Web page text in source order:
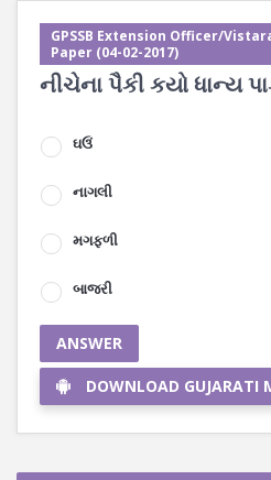
GPSSB Extension Officer/
Paper (04-02-2017)
નીચેના પૈકી કયો ધાન્ય
ઘઉં
નાગલી
મગફળી
બાજરી
ANSWER
DOWNLOAD GUJARATI